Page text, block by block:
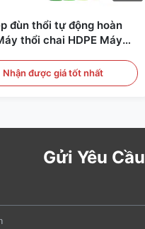
đùn thổi tự động hoàn
thổi chai HDPE Máy
Nhận được giá tốt nhất
Gửi Yêu Cầu